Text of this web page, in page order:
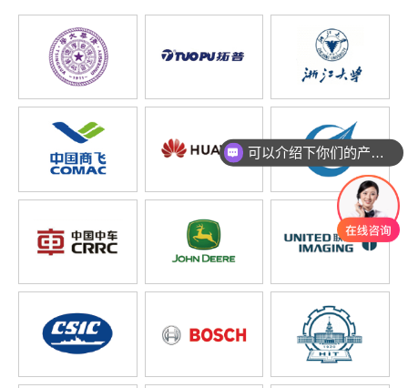
可以介绍下你们的产品么